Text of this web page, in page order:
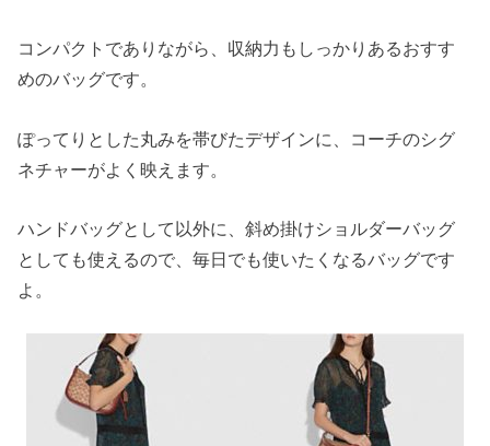
コンパクトでありながら、収納力もしっかりあるおすす
めのバッグです。
ぽってりとした丸みを帯びたデザインに、コーチのシグ
ネチャーがよく映えます。
ハンドバッグとして以外に、斜め掛けショルダーバッグ
としても使えるので、毎日でも使いたくなるバッグです
よ。